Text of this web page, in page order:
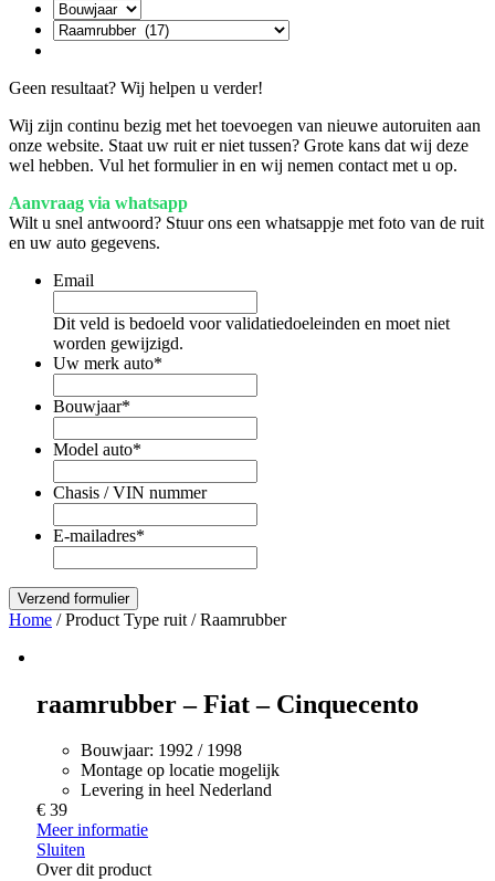
Geen resultaat? Wij helpen u verder!
Wij zijn continu bezig met het toevoegen van nieuwe autoruiten aan
onze website. Staat uw ruit er niet tussen? Grote kans dat wij deze
wel hebben. Vul het formulier in en wij nemen contact met u op.
Aanvraag via whatsapp
Wilt u snel antwoord? Stuur ons een whatsappje met foto van de ruit
en uw auto gegevens.
Email
Dit veld is bedoeld voor validatiedoeleinden en moet niet
worden gewijzigd.
Uw merk auto*
Bouwjaar*
Model auto*
Chasis / VIN nummer
E-mailadres*
Home / Product Type ruit / Raamrubber
raamrubber – Fiat – Cinquecento
Bouwjaar: 1992 / 1998
Montage op locatie mogelijk
Levering in heel Nederland
€ 39
Meer informatie
Sluiten
Over dit product